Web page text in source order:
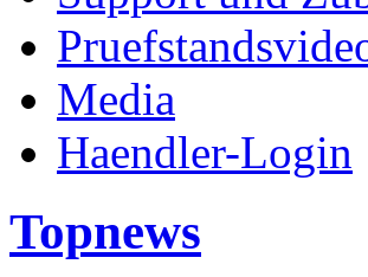
Media
Haendler-Login
Topnews